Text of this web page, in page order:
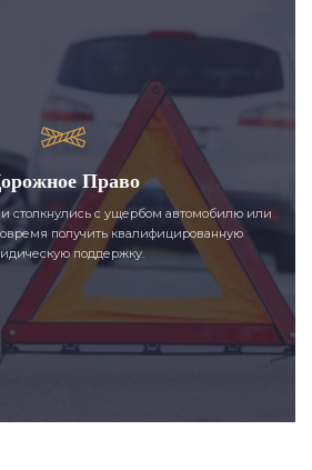
Право
столкнулись с ущербом автомобилю или
получить квалифицированную
поддержку.